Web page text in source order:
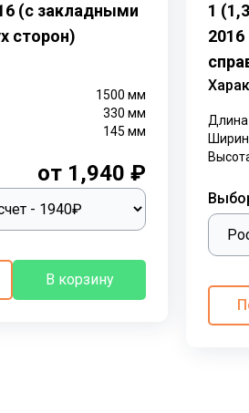
(с закладными
сторон)
1500мм
330мм
145мм
от 1,940 ₽
В корзину
1
Длина